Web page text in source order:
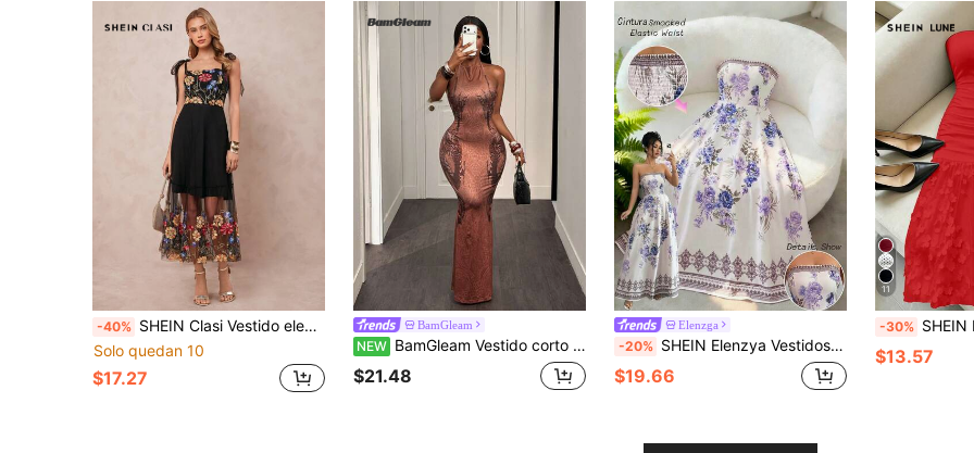
-40% SHEIN Clasi Vestido elegante de mujer con bordado floral sin mangas, corte evasé y lazo
Solo quedan 10
$17.27
BamGleam
NEW BamGleam Vestido corto elegante de fiesta con cuello halter y cintura ceñida para mujer
$21.48
Elenzga
-20% SHEIN Elenzya Vestidos florales para mujer Vestido floral Camiseta gráfica Sin tirantes con espalda elástica con forma de línea A. Elegante. Casual. Fiesta. Cumpleaños. Banquete de boda. Ropa de mujer Un estilo que adelgaza la cintura
$19.66
11
-30% SHEIN LUNE Elegante y lujoso
$13.57